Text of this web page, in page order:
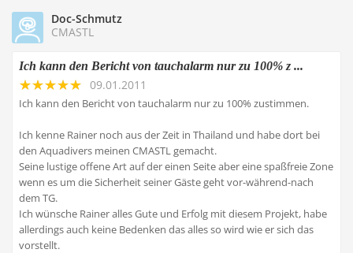
Doc-Schmutz
CMASTL
Ich kann den Bericht von tauchalarm nur zu 100% z ...
09.01.2011
Ich kann den Bericht von tauchalarm nur zu 100% zustimmen.
Ich kenne Rainer noch aus der Zeit in Thailand und habe dort bei
den Aquadivers meinen CMASTL gemacht.
Seine lustige offene Art auf der einen Seite aber eine spaßfreie Zone
wenn es um die Sicherheit seiner Gäste geht vor-während-nach
dem TG.
Ich wünsche Rainer alles Gute und Erfolg mit diesem Projekt, habe
allerdings auch keine Bedenken das alles so wird wie er sich das
vorstellt.